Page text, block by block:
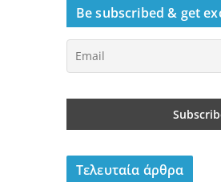
Be subscribed & get
Τελευταία άρθρα